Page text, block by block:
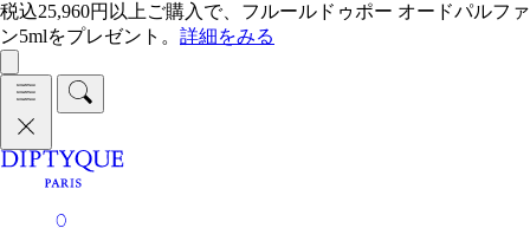
税込25,960円以上ご購入で、フルールドゥポー オードパルファ
ン5mlをプレゼント。 詳細をみる